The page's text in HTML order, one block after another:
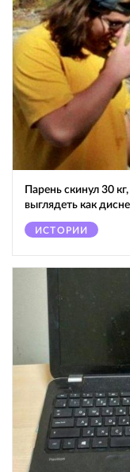
Парень скинул 30
выглядеть как
ИСТОРИИ